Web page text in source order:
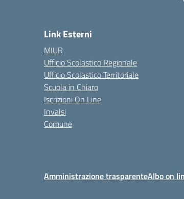
Link Esterni
MIUR
Ufficio Scolastico Regionale
Ufficio Scolastico Territoriale
Scuola in Chiaro
Iscrizioni On Line
Invalsi
Comune
Amministrazione trasparenteAlbo on